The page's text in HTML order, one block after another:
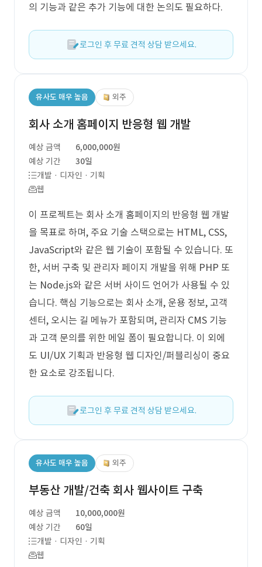
의 기능과 같은 추가 기능에 대한 논의도 필요하다.
로그인 후 무료 견적 상담 받으세요.
유사도 매우 높음 외주
회사 소개 홈페이지 반응형 웹 개발
예상 금액
6,000,000원
예상 기간
30일
개발 · 디자인 · 기획
웹
이 프로젝트는 회사 소개 홈페이지의 반응형 웹 개발
을 목표로 하며, 주요 기술 스택으로는 HTML, CSS,
JavaScript와 같은 웹 기술이 포함될 수 있습니다. 또
한, 서버 구축 및 관리자 페이지 개발을 위해 PHP 또
는 Node.js와 같은 서버 사이드 언어가 사용될 수 있
습니다. 핵심 기능으로는 회사 소개, 운용 정보, 고객
센터, 오시는 길 메뉴가 포함되며, 관리자 CMS 기능
과 고객 문의를 위한 메일 폼이 필요합니다. 이 외에
도 UI/UX 기획과 반응형 웹 디자인/퍼블리싱이 중요
한 요소로 강조됩니다.
로그인 후 무료 견적 상담 받으세요.
유사도 매우 높음 외주
부동산 개발/건축 회사 웹사이트 구축
예상 금액
10,000,000원
예상 기간
60일
개발 · 디자인 · 기획
웹